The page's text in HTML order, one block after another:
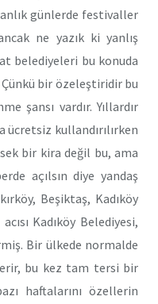
günlerde festivaller
ne yazık ki yanlış
belediyeleri bu konuda
Çünkü bir özeleştiridir bu
şansı vardır. Yıllardır
kullandırılırken
bir kira değil bu, ama
açılsın diye yandaş
Beşiktaş, Kadıköy
Kadıköy Belediyesi,
Bir ülkede normalde
bu kez tam tersi bir
haftalarını özellerin